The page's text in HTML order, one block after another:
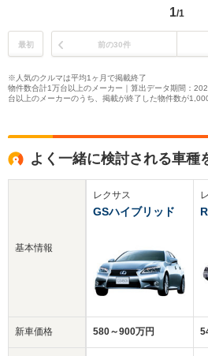
1/1
最初 前の30件
※人気のクルマは平均1ヶ月で掲載終了
物件数合計1万台以上のメーカー｜算出データ期間：
台以上のメーカーのうち、掲載が終了した物件数が
よく一緒に検討される車種
基本情報
新車価格
レクサス
GSハイブリッド
580～900万円